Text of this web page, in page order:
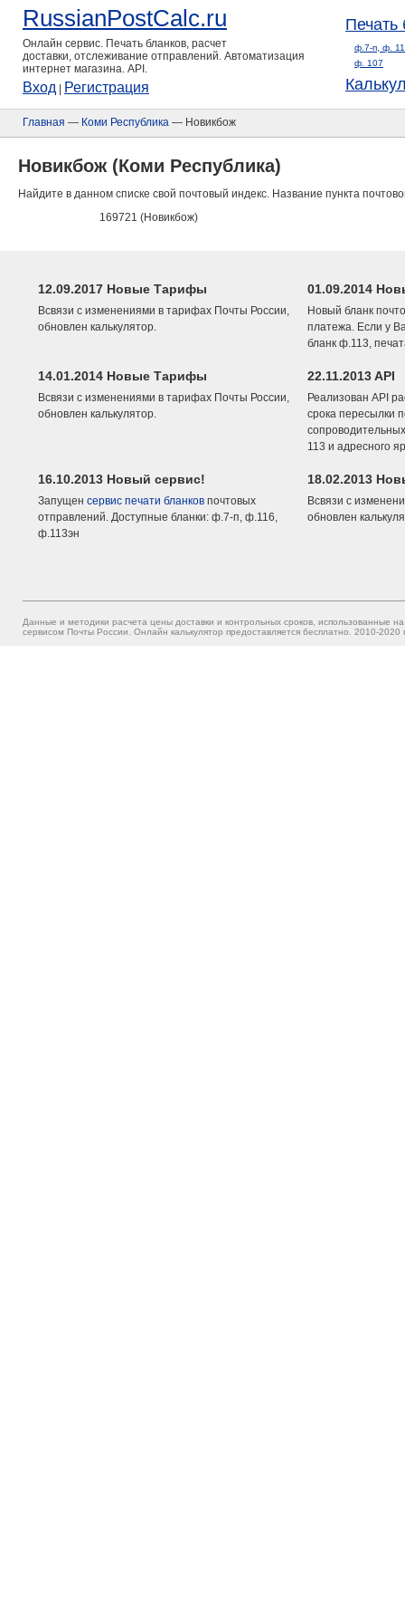
RussianPostCalc.ru
Онлайн сервис. Печать бланков, расчет
доставки, отслеживание отправлений. Автоматизация
интернет магазина. API.
Вход Регистрация
Печать
ф.7-п, ф.
ф. 107
Главная — Коми Республика — Новикбож
Новикбож (Коми Республика)
Найдите в данном списке свой почтовый индекс. Название пункта
169721 (Новикбож)
12.09.2017 Новые Тарифы
Всвязи с изменениями в тарифах Почты России,
обновлен калькулятор.
01.09.2014
Новый бланк
платежа. Если у
бланк ф.113,
14.01.2014 Новые Тарифы
Всвязи с изменениями в тарифах Почты России,
обновлен калькулятор.
22.11.2013 API
Реализован API
срока пересылки
113 и адресного
16.10.2013 Новый сервис!
Запущен сервис печати бланков почтовых
отправлений. Доступные бланки: ф.7-п, ф.116,
ф.113эн
18.02.2013
Всвязи с
обновлен
Данные и методики расчета цены доставки и контрольных сроков, использованные
сервисом Почты России. Онлайн калькулятор предоставляется бесплатно. 2010-2020